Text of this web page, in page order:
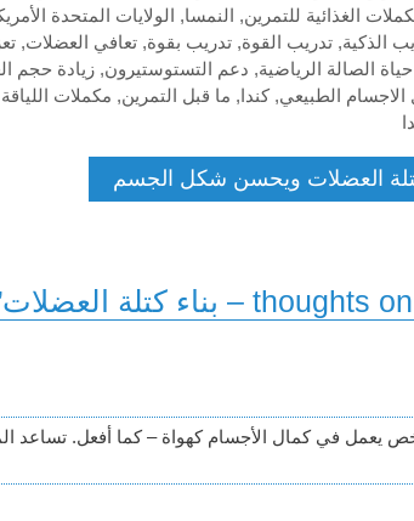
الغذائية للتمرين, النمسا, الولايات المتحدة
الذكية, تدريب القوة, تدريب بقوة, تعافي العضلات,
حياة الصالة الرياضية, دعم التستوستيرون, زيادة حجم
الاجسام الطبيعي, كندا, ما قبل التمرين, مكملات اللياقة
يعمل في كمال الأجسام كهواة – كما أفعل.